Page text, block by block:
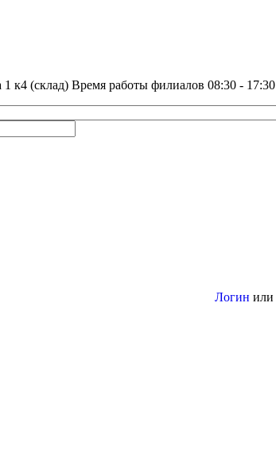
к4 (склад) Время работы филиалов 08:30 - 17:30
Логин или